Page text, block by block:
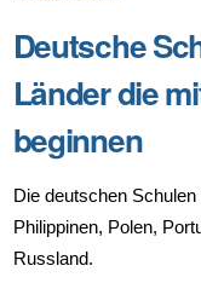
Länder
die
mit
und
N
beginnen
Deutsche
Länder die
beginnen
Die deutschen
Philippinen, Polen,
Russland.